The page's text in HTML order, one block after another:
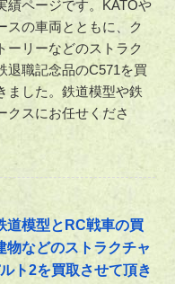
績ページです。KATOや
スの車両とともに、ク
ーリーなどのストラク
退職記念品のC571を買
ました。鉄道模型や鉄
クスにお任せくださ
道模型とRC戦車の買
物などのストラクチャ
ト2を買取させて頂き